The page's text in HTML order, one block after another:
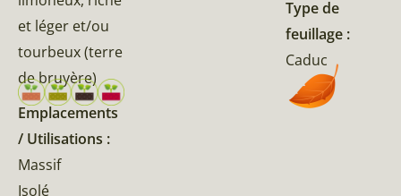
et léger et/ou
tourbeux (terre
de bruyère)
Emplacements
/ Utilisations :
Massif
Isolé
Type de
feuillage :
Caduc